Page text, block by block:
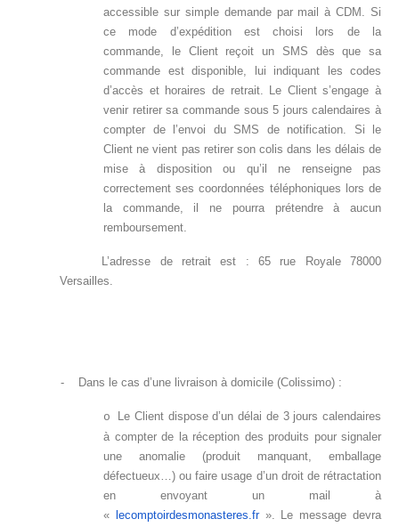
accessible sur simple demande par mail à CDM. Si
ce mode d’expédition est choisi lors de la
commande, le Client reçoit un SMS dès que sa
commande est disponible, lui indiquant les codes
d’accès et horaires de retrait. Le Client s’engage à
venir retirer sa commande sous 5 jours calendaires à
compter de l’envoi du SMS de notification. Si le
Client ne vient pas retirer son colis dans les délais de
mise à disposition ou qu’il ne renseigne pas
correctement ses coordonnées téléphoniques lors de
la commande, il ne pourra prétendre à aucun
remboursement.
L’adresse de retrait est : 65 rue Royale 78000
Versailles.
- Dans le cas d’une livraison à domicile (Colissimo) :
o
Le Client dispose d’un délai de 3 jours calendaires
à compter de la réception des produits pour signaler
une anomalie (produit manquant, emballage
défectueux…) ou faire usage d’un droit de rétractation
en envoyant un mail à
«
lecomptoirdesmonasteres.fr». Le message devra